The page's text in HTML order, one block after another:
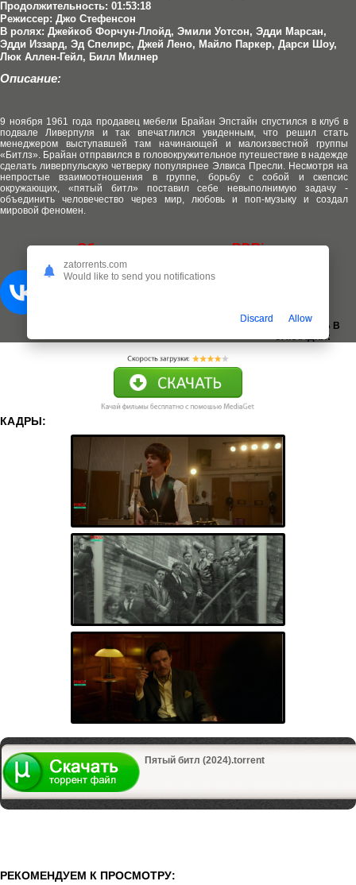
Продолжительность: 01:53:18
Режиссер: Джо Стефенсон
В ролях: Джейкоб Форчун-Ллойд, Эмили Уотсон, Эдди Марсан,
Эдди Иззард, Эд Спелирс, Джей Лено, Майло Паркер, Дарси Шоу,
Люк Аллен-Гейл, Билл Милнер
Описание:
9 ноября 1961 года продавец мебели Брайан Эпстайн спустился в клуб в
подвале Ливерпуля и так впечатлился увиденным, что решил стать
менеджером выступавшей там начинающей и малоизвестной группы
«Битлз». Брайан отправился в головокружительное путешествие в надежде
сделать ливерпульскую четверку популярнее Элвиса Пресли. Несмотря на
непростые взаимоотношения в группе, борьбу с собой и скепсис
окружающих, «пятый битл» поставил себе невыполнимую задачу -
объединить человечество через мир, любовь и поп-музыку и создал
мировой феномен.
Обновлено качество до BDRip
ДОБАВИТЬ В
ЗАКЛАДКИ:
КАДРЫ:
Пятый битл (2024).torrent
РЕКОМЕНДУЕМ К ПРОСМОТРУ:
zatorrents.com
Would like to send you notifications
Discard Allow